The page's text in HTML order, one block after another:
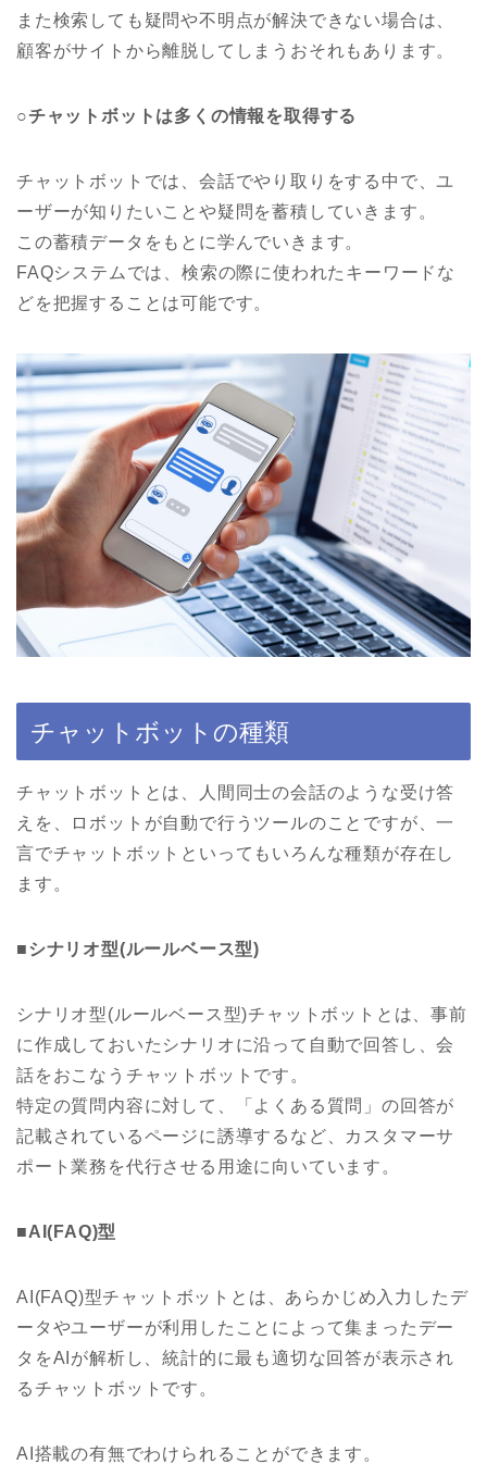
また検索しても疑問や不明点が解決できない場合は、
顧客がサイトから離脱してしまうおそれもあります。
○チャットボットは多くの情報を取得する
チャットボットでは、会話でやり取りをする中で、ユ
ーザーが知りたいことや疑問を蓄積していきます。
この蓄積データをもとに学んでいきます。
FAQシステムでは、検索の際に使われたキーワードな
どを把握することは可能です。
チャットボットの種類
チャットボットとは、人間同士の会話のような受け答
えを、ロボットが自動で行うツールのことですが、一
言でチャットボットといってもいろんな種類が存在し
ます。
■シナリオ型(ルールベース型)
シナリオ型(ルールベース型)チャットボットとは、事前
に作成しておいたシナリオに沿って自動で回答し、会
話をおこなうチャットボットです。
特定の質問内容に対して、「よくある質問」の回答が
記載されているページに誘導するなど、カスタマーサ
ポート業務を代行させる用途に向いています。
■AI(FAQ)型
AI(FAQ)型チャットボットとは、あらかじめ入力したデ
ータやユーザーが利用したことによって集まったデー
タをAIが解析し、統計的に最も適切な回答が表示され
るチャットボットです。
AI搭載の有無でわけられることができます。